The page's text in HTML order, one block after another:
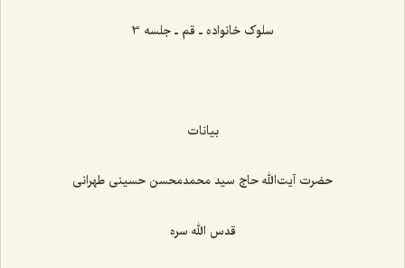
سلوک خانواده ـ قم ـ جلسه 3
بیانات
حضرت آیت‌الله حاج سید محمدمحسن حسینی طهرانی
قدس الله سره